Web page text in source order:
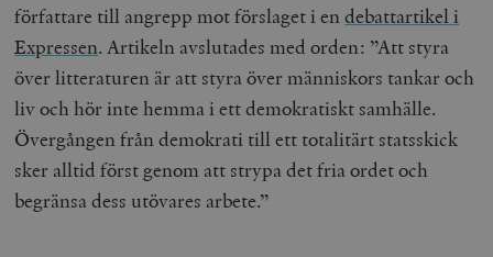
författare till angrepp mot förslaget i endebattartikel i
Expressen. Artikeln avslutades med orden: ”Att styra
över litteraturen är att styra över människors tankar och
liv och hör inte hemma i ett demokratiskt samhälle.
Övergången från demokrati till ett totalitärt statsskick
sker alltid först genom att strypa det fria ordet och
begränsa dess utövares arbete.”